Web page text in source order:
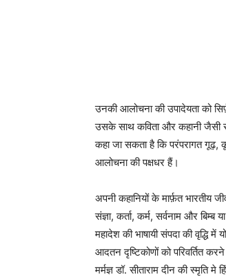
उनकी आलोचना की उपादेयता को
उसके साथ कविता और कहानी जैसी
कहा जा सकता है कि परंपरागत गूढ़,
आलोचना की पक्षधर हैं।
अपनी कहानियों के मार्फ़त भारतीय
संज्ञा, कर्ता, कर्म, सर्वनाम और
महादेश की भाषायी संपदा की वृद्धि
आदतन दृष्टिकोणों को परिवर्तित
मर्मज्ञ डॉ. सीताराम दीन की स्मृति